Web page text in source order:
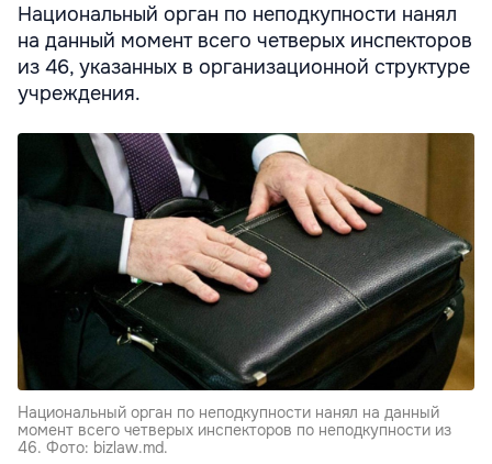
Национальный орган по неподкупности нанял
на данный момент всего четверых инспекторов
из 46, указанных в организационной структуре
учреждения.
Национальный орган по неподкупности нанял на данный
момент всего четверых инспекторов по неподкупности из
46. Фото: bizlaw.md.